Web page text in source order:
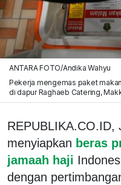
ANTARA FOTO/Andika Wahyu
Pekerja mengemas paket
di dapur Raghaeb Catering,
menyiapkan beras
jamaah haji
dengan